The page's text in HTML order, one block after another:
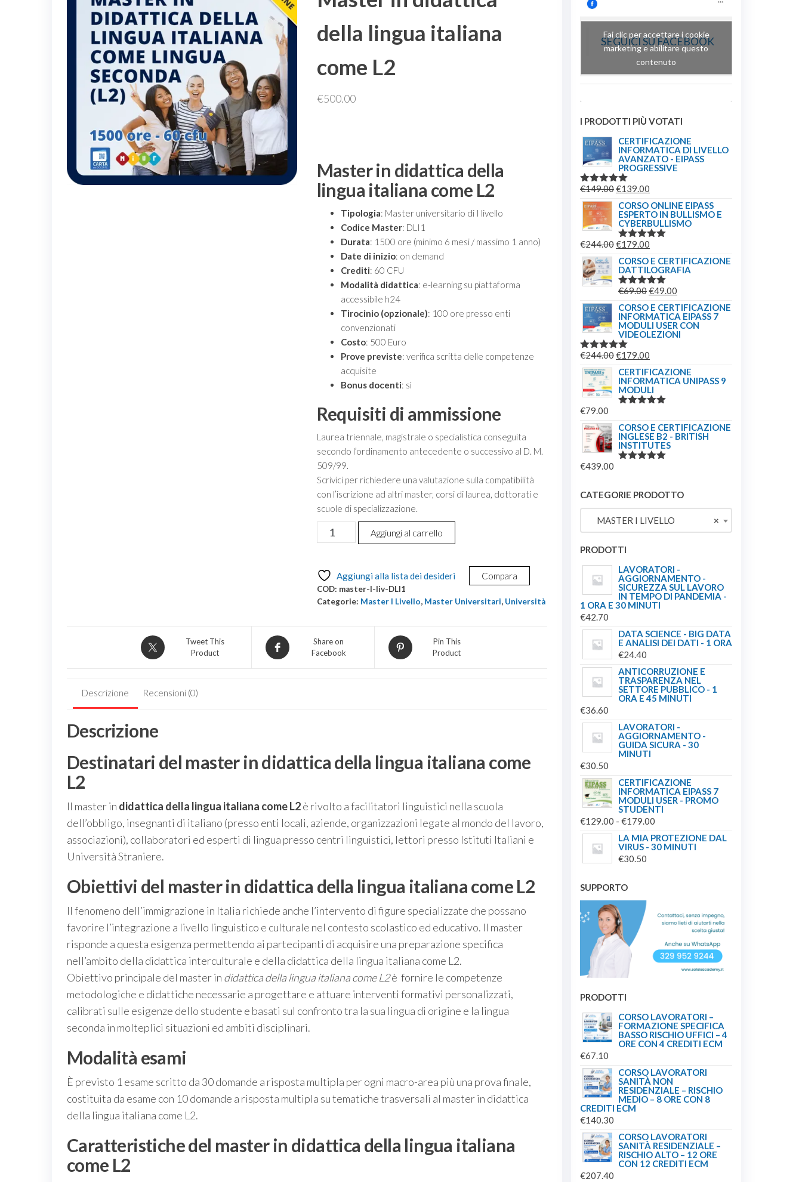
DIRIGENTE TECNICO
TRA VALUTAZIONE E
MANAGEMENT
GEOGRAFICA
della lingua italiana
come L2
€500.00
Master in didattica della
lingua italiana come L2
Tipologia: Master universitario di I livello
Codice Master: DLI1
Durata: 1500 ore (minimo 6 mesi / massimo 1 anno)
Date di inizio: on demand
Crediti: 60 CFU
Modalità didattica: e-learning su piattaforma
accessibile h24
Tirocinio (opzionale): 100 ore presso enti
convenzionati
Costo: 500 Euro
Prove previste: verifica scritta delle competenze
acquisite
Bonus docenti: sì
Requisiti di ammissione
Laurea triennale, magistrale o specialistica conseguita
secondo l’ordinamento antecedente o successivo al D. M.
509/99.
Scrivici per richiedere una valutazione sulla compatibilità
con l’iscrizione ad altri master, corsi di laurea, dottorati e
scuole di specializzazione.
Master
in
della
lingua
italiana
quantità
Aggiungi al carrello
Aggiungi alla lista dei desideri Compara
COD: master-I-liv-DLI1
Categorie: Master I Livello, Master Universitari, Università
Tweet This
Product
Share on
Facebook
Pin This
Product
Descrizione Recensioni (0)
Descrizione
Destinatari del master in didattica della lingua italiana come
L2
Il master in didattica della lingua italiana come L2è rivolto a facilitatori linguistici nella scuola
dell’obbligo, insegnanti di italiano (presso enti locali, aziende, organizzazioni legate al mondo del lavoro,
associazioni), collaboratori ed esperti di lingua presso centri linguistici, lettori presso Istituti Italiani e
Università Straniere.
Obiettivi del master in didattica della lingua italiana come L2
Il fenomeno dell’immigrazione in Italia richiede anche l’intervento di figure specializzate che possano
favorire l’integrazione a livello linguistico e culturale nel contesto scolastico ed educativo. Il master
risponde a questa esigenza permettendo ai partecipanti di acquisire una preparazione specifica
nell’ambito della didattica interculturale e della didattica della lingua italiana come L2.
Obiettivo principale del master in didattica della lingua italiana come L2è fornire le competenze
metodologiche e didattiche necessarie a progettare e attuare interventi formativi personalizzati,
calibrati sulle esigenze dello studente e basati sul confronto tra la sua lingua di origine e la lingua
seconda in molteplici situazioni ed ambiti disciplinari.
Modalità esami
È previsto 1 esame scritto da 30 domande a risposta multipla per ogni macro-area più una prova finale,
costituita da esame con 10 domande a risposta multipla su tematiche trasversali al master in didattica
della lingua italiana come L2.
Caratteristiche del master in didattica della lingua italiana
come L2
SEGUICI SU FACEBOOK
Fai clic per accettare i cookie
marketing e abilitare questo
contenuto
I PRODOTTI PIÙ VOTATI
CERTIFICAZIONE
INFORMATICA DI LIVELLO
AVANZATO - EIPASS
PROGRESSIVE
VALUTATO
5.00SU 5
€149.00IL
PREZZO
ORIGINALE
ERA:
€149.00.
€139.00
PREZZO
ATTUALE
È:
CORSO ONLINE EIPASS
ESPERTO IN BULLISMO E
CYBERBULLISMO
VALUTATO
€244.00IL
PREZZO
ORIGINALE
ERA:
€179.00
PREZZO
ATTUALE
È:
CORSO E CERTIFICAZIONE
DATTILOGRAFIA
VALUTATO
€69.00IL
PREZZO
ORIGINALE
ERA:
€49.00
PREZZO
ATTUALE
È:
CORSO E CERTIFICAZIONE
INFORMATICA EIPASS 7
MODULI USER CON
VIDEOLEZIONI
VALUTATO
5.00SU 5
€244.00IL
PREZZO
ORIGINALE
ERA:
€179.00
PREZZO
ATTUALE
È:
CERTIFICAZIONE
INFORMATICA UNIPASS 9
MODULI
€79.00
CORSO E CERTIFICAZIONE
INGLESE B2 - BRITISH
INSTITUTES
€439.00
CATEGORIE PRODOTTO
×
MASTER I LIVELLO
PRODOTTI
LAVORATORI -
AGGIORNAMENTO -
SICUREZZA SUL LAVORO
IN TEMPO DI PANDEMIA -
1 ORA E 30 MINUTI
€42.70
DATA SCIENCE - BIG DATA
E ANALISI DEI DATI - 1 ORA
€24.40
ANTICORRUZIONE E
TRASPARENZA NEL
SETTORE PUBBLICO - 1
ORA E 45 MINUTI
€36.60
LAVORATORI -
AGGIORNAMENTO -
GUIDA SICURA - 30
MINUTI
€30.50
CERTIFICAZIONE
INFORMATICA EIPASS 7
MODULI USER - PROMO
STUDENTI
€129.00 - €179.00
DI
PREZZO:
LA MIA PROTEZIONE DAL
VIRUS - 30 MINUTI
€30.50
SUPPORTO
PRODOTTI
CORSO LAVORATORI –
FORMAZIONE SPECIFICA
BASSO RISCHIO UFFICI – 4
ORE CON 4 CREDITI ECM
€67.10
CORSO LAVORATORI
SANITÀ NON
RESIDENZIALE – RISCHIO
MEDIO – 8 ORE CON 8
CREDITI ECM
€140.30
CORSO LAVORATORI
SANITÀ RESIDENZIALE –
RISCHIO ALTO – 12 ORE
CON 12 CREDITI ECM
€207.40